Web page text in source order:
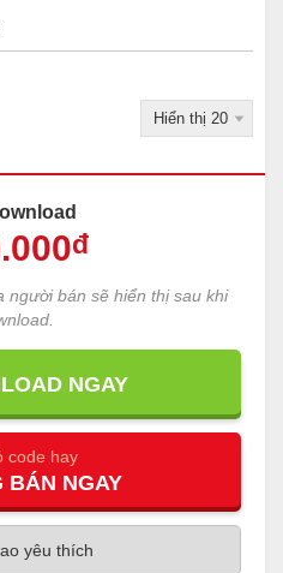
.000đ
người bán sẽ hiển thị sau khi
NGAY
code hay
BÁN NGAY
yêu thích